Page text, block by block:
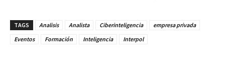
TAGS Analisis Analista Ciberinteligencia
empresa privada
Eventos
Formación Inteligencia Interpol